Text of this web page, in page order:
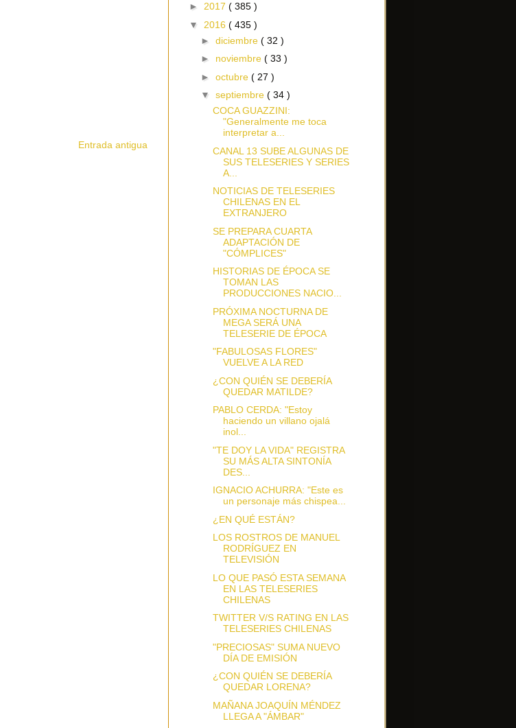
Entrada antigua
► 2017 ( 385 )
▼ 2016 ( 435 )
► diciembre ( 32 )
► noviembre ( 33 )
► octubre ( 27 )
▼ septiembre ( 34 )
COCA GUAZZINI:
"Generalmente me toca
interpretar a...
CANAL 13 SUBE ALGUNAS DE
SUS TELESERIES Y SERIES
A...
NOTICIAS DE TELESERIES
CHILENAS EN EL
EXTRANJERO
SE PREPARA CUARTA
ADAPTACIÓN DE
"CÓMPLICES"
HISTORIAS DE ÉPOCA SE
TOMAN LAS
PRODUCCIONES NACIO...
PRÓXIMA NOCTURNA DE
MEGA SERÁ UNA
TELESERIE DE ÉPOCA
"FABULOSAS FLORES"
VUELVE A LA RED
¿CON QUIÉN SE DEBERÍA
QUEDAR MATILDE?
PABLO CERDA: "Estoy
haciendo un villano ojalá
inol...
"TE DOY LA VIDA" REGISTRA
SU MÁS ALTA SINTONÍA
DES...
IGNACIO ACHURRA: "Este es
un personaje más chispea...
¿EN QUÉ ESTÁN?
LOS ROSTROS DE MANUEL
RODRÍGUEZ EN
TELEVISIÓN
LO QUE PASÓ ESTA SEMANA
EN LAS TELESERIES
CHILENAS
TWITTER V/S RATING EN LAS
TELESERIES CHILENAS
"PRECIOSAS" SUMA NUEVO
DÍA DE EMISIÓN
¿CON QUIÉN SE DEBERÍA
QUEDAR LORENA?
MAÑANA JOAQUÍN MÉNDEZ
LLEGA A "ÁMBAR"